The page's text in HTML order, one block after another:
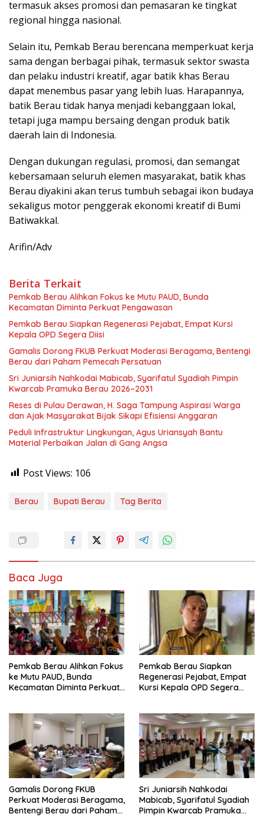
termasuk akses promosi dan pemasaran ke tingkat
regional hingga nasional.
Selain itu, Pemkab Berau berencana memperkuat kerja
sama dengan berbagai pihak, termasuk sektor swasta
dan pelaku industri kreatif, agar batik khas Berau
dapat menembus pasar yang lebih luas. Harapannya,
batik Berau tidak hanya menjadi kebanggaan lokal,
tetapi juga mampu bersaing dengan produk batik
daerah lain di Indonesia.
Dengan dukungan regulasi, promosi, dan semangat
kebersamaan seluruh elemen masyarakat, batik khas
Berau diyakini akan terus tumbuh sebagai ikon budaya
sekaligus motor penggerak ekonomi kreatif di Bumi
Batiwakkal.
Arifin/Adv
Berita Terkait
Pemkab Berau Alihkan Fokus ke Mutu PAUD, Bunda
Kecamatan Diminta Perkuat Pengawasan
Pemkab Berau Siapkan Regenerasi Pejabat, Empat Kursi
Kepala OPD Segera Diisi
Gamalis Dorong FKUB Perkuat Moderasi Beragama, Bentengi
Berau dari Paham Pemecah Persatuan
Sri Juniarsih Nahkodai Mabicab, Syarifatul Syadiah Pimpin
Kwarcab Pramuka Berau 2026–2031
Reses di Pulau Derawan, H. Saga Tampung Aspirasi Warga
dan Ajak Masyarakat Bijak Sikapi Efisiensi Anggaran
Peduli Infrastruktur Lingkungan, Agus Uriansyah Bantu
Material Perbaikan Jalan di Gang Angsa
Post Views: 106
Berau Bupati Berau Tag Berita
Baca Juga
Pemkab Berau Alihkan Fokus
ke Mutu PAUD, Bunda
Kecamatan Diminta Perkuat
Pemkab Berau Siapkan
Regenerasi Pejabat, Empat
Kursi Kepala OPD Segera
Gamalis Dorong FKUB
Perkuat Moderasi Beragama,
Bentengi Berau dari Paham
Sri Juniarsih Nahkodai
Mabicab, Syarifatul Syadiah
Pimpin Kwarcab Pramuka